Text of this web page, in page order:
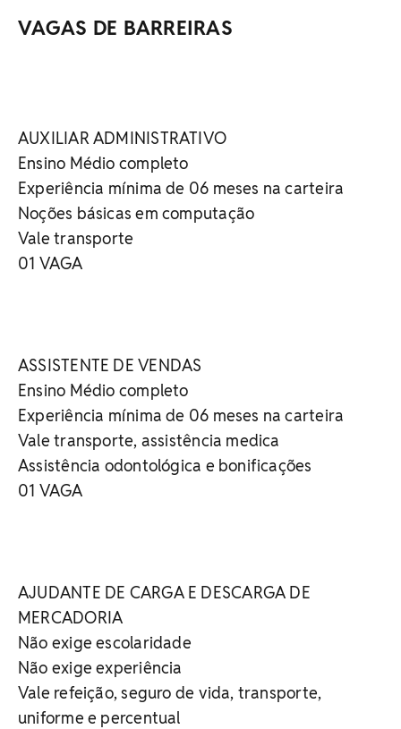
VAGAS DE BARREIRAS
AUXILIAR ADMINISTRATIVO
Ensino Médio completo
Experiência mínima de 06 meses na carteira
Noções básicas em computação
Vale transporte
01 VAGA
ASSISTENTE DE VENDAS
Ensino Médio completo
Experiência mínima de 06 meses na carteira
Vale transporte, assistência medica
Assistência odontológica e bonificações
01 VAGA
AJUDANTE DE CARGA E DESCARGA DE
MERCADORIA
Não exige escolaridade
Não exige experiência
Vale refeição, seguro de vida, transporte,
uniforme e percentual